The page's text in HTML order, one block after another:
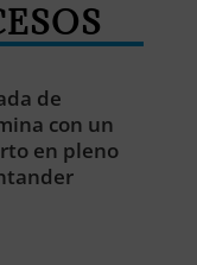
de
con un
en pleno